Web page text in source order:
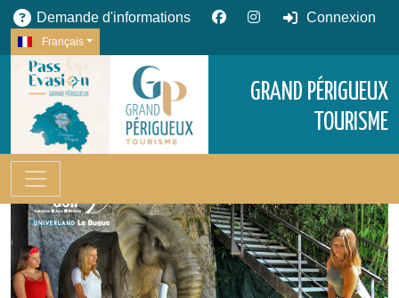
Demande d'informations Connexion
Français
GRAND PÉRIGUEUX
TOURISME